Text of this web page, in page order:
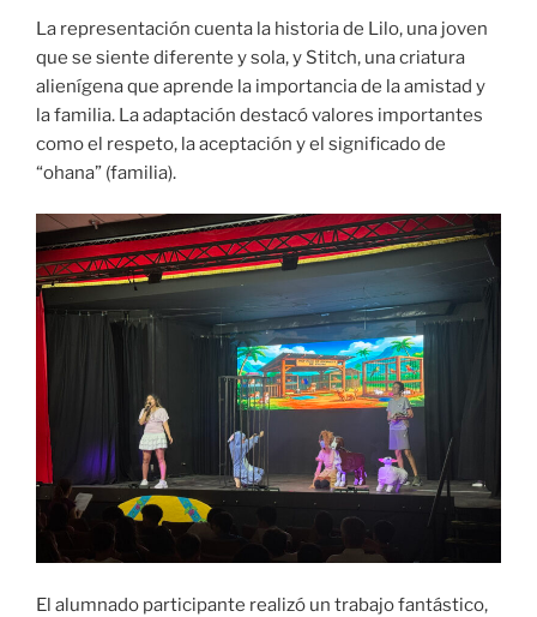
La representación cuenta la historia de Lilo, una joven
que se siente diferente y sola, y Stitch, una criatura
alienígena que aprende la importancia de la amistad y
la familia. La adaptación destacó valores importantes
como el respeto, la aceptación y el significado de
“ohana” (familia).
El alumnado participante realizó un trabajo fantástico,